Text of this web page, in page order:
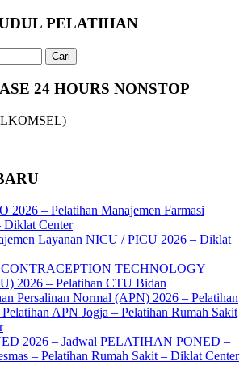
PELATIHAN
24 HOURS NONSTOP
2026 – Pelatihan Manajemen Farmasi
Diklat Center
Layanan NICU / PICU 2026 – Diklat
TECHNOLOGY
2026 – Pelatihan CTU Bidan
Persalinan Normal (APN) 2026 – Pelatihan
APN Jogja – Pelatihan Rumah Sakit
2026 – Jadwal PELATIHAN PONED –
– Pelatihan Rumah Sakit – Diklat Center